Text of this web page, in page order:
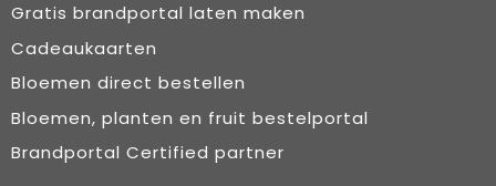
Gratis brandportal laten maken
Cadeaukaarten
Bloemen direct bestellen
Bloemen, planten en fruit bestelportal
Brandportal Certified partner